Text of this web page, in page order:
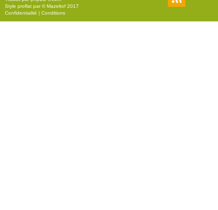
r
Style proflat par ©Mazeltof 2017
Confidentialité | Conditions